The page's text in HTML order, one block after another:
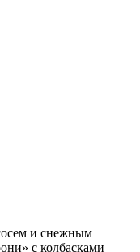
и снежным
с колбасками